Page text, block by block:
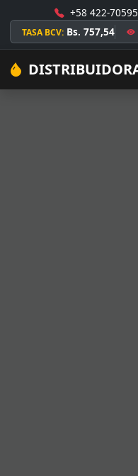
+58 422-
TASA BCV: Bs. 757,54